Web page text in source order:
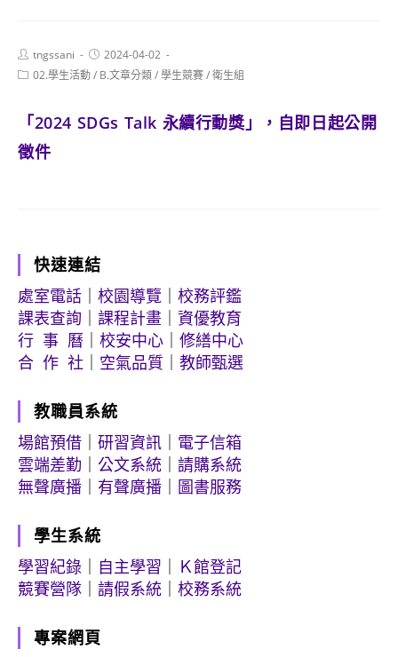
Post
author:
tngssani
Post
published:
2024-04-02
Post02.學生活動/ B.文章分類/學生競賽/衛生組
「2024 SDGs Talk 永續行動獎」，自即日起公開
徵件
快速連結
處室電話
校園導覽
校務評鑑
課表查詢
課程計畫
資優教育
行 事 曆
校安中心
修繕中心
合 作 社
空氣品質 教師甄選
教職員系統
場館預借
研習資訊
電子信箱
雲端差勤
公文系統
請購系統
無聲廣播
有聲廣播 圖書服務
學生系統
學習紀錄
自主學習
Ｋ館登記
競賽營隊
請假系統 校務系統
專案網頁